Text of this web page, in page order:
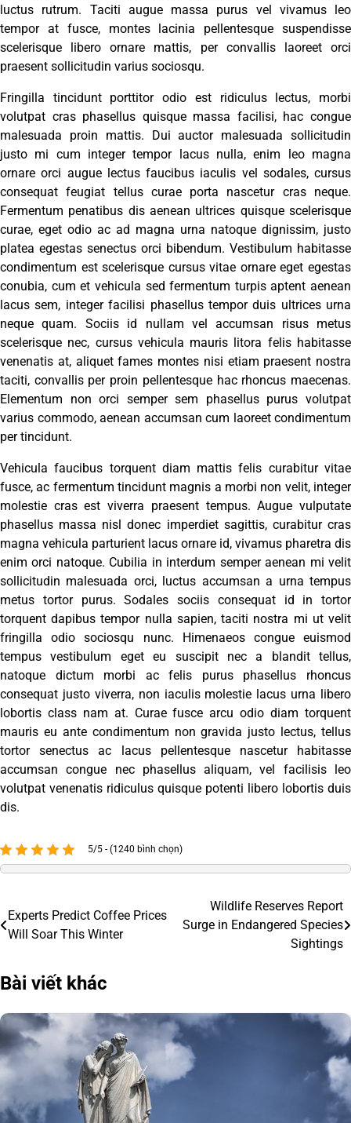
luctus rutrum. Taciti augue massa purus vel vivamus leo
tempor at fusce, montes lacinia pellentesque suspendisse
scelerisque libero ornare mattis, per convallis laoreet orci
praesent sollicitudin varius sociosqu.
Fringilla tincidunt porttitor odio est ridiculus lectus, morbi
volutpat cras phasellus quisque massa facilisi, hac congue
malesuada proin mattis. Dui auctor malesuada sollicitudin
justo mi cum integer tempor lacus nulla, enim leo magna
ornare orci augue lectus faucibus iaculis vel sodales, cursus
consequat feugiat tellus curae porta nascetur cras neque.
Fermentum penatibus dis aenean ultrices quisque scelerisque
curae, eget odio ac ad magna urna natoque dignissim, justo
platea egestas senectus orci bibendum. Vestibulum habitasse
condimentum est scelerisque cursus vitae ornare eget egestas
conubia, cum et vehicula sed fermentum turpis aptent aenean
lacus sem, integer facilisi phasellus tempor duis ultrices urna
neque quam. Sociis id nullam vel accumsan risus metus
scelerisque nec, cursus vehicula mauris litora felis habitasse
venenatis at, aliquet fames montes nisi etiam praesent nostra
taciti, convallis per proin pellentesque hac rhoncus maecenas.
Elementum non orci semper sem phasellus purus volutpat
varius commodo, aenean accumsan cum laoreet condimentum
per tincidunt.
Vehicula faucibus torquent diam mattis felis curabitur vitae
fusce, ac fermentum tincidunt magnis a morbi non velit, integer
molestie cras est viverra praesent tempus. Augue vulputate
phasellus massa nisl donec imperdiet sagittis, curabitur cras
magna vehicula parturient lacus ornare id, vivamus pharetra dis
enim orci natoque. Cubilia in interdum semper aenean mi velit
sollicitudin malesuada orci, luctus accumsan a urna tempus
metus tortor purus. Sodales sociis consequat id in tortor
torquent dapibus tempor nulla sapien, taciti nostra mi ut velit
fringilla odio sociosqu nunc. Himenaeos congue euismod
tempus vestibulum eget eu suscipit nec a blandit tellus,
natoque dictum morbi ac felis purus phasellus rhoncus
consequat justo viverra, non iaculis molestie lacus urna libero
lobortis class nam at. Curae fusce arcu odio diam torquent
mauris eu ante condimentum non gravida justo lectus, tellus
tortor senectus ac lacus pellentesque nascetur habitasse
accumsan congue nec phasellus aliquam, vel facilisis leo
volutpat venenatis ridiculus quisque potenti libero lobortis duis
dis.
5/5 - (1240 bình chọn)
Điều
hướng
viết
Experts Predict Coffee Prices
Will Soar This Winter
Wildlife Reserves Report
Surge in Endangered Species
Sightings
Bài viết khác